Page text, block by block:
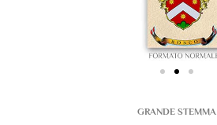
GRANDE STEMMA